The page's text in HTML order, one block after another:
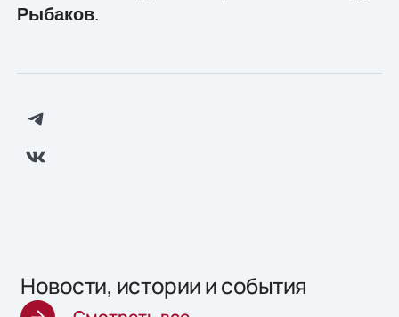
Рыбаков.
Новости, истории и события